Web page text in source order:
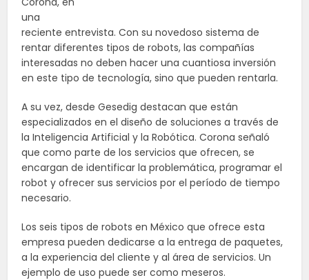
una
reciente entrevista. Con su novedoso sistema de
rentar diferentes tipos de robots, las compañías
interesadas no deben hacer una cuantiosa inversión
en este tipo de tecnología, sino que pueden rentarla.
A su vez, desde Gesedig destacan que están
especializados en el diseño de soluciones a través de
la Inteligencia Artificial y la Robótica. Corona señaló
que como parte de los servicios que ofrecen, se
encargan de identificar la problemática, programar el
robot y ofrecer sus servicios por el período de tiempo
necesario.
Los seis tipos de robots en México que ofrece esta
empresa pueden dedicarse a la entrega de paquetes,
a la experiencia del cliente y al área de servicios. Un
ejemplo de uso puede ser como meseros.